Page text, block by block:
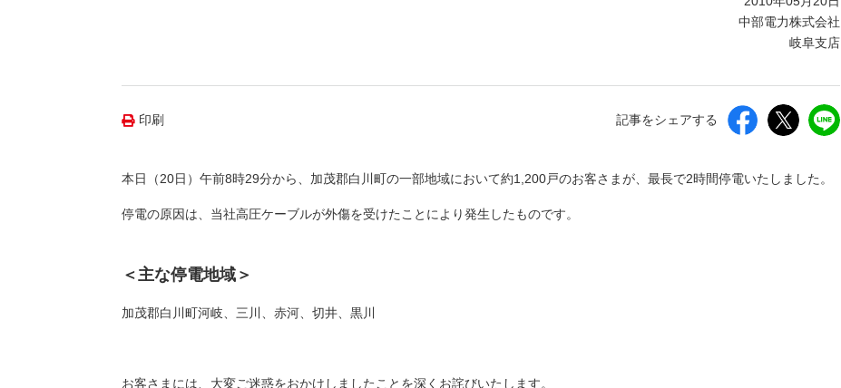
中部電力株式会社
岐阜支店
印刷 記事をシェアする
本日（20日）午前8時29分から、加茂郡白川町の一部地域において約1,200戸のお客さまが、最長で2時間停電いたしました。
停電の原因は、当社高圧ケーブルが外傷を受けたことにより発生したものです。
＜主な停電地域＞
加茂郡白川町河岐、三川、赤河、切井、黒川
お客さまには、大変ご迷惑をおかけしましたことを深くお詫びいたします。